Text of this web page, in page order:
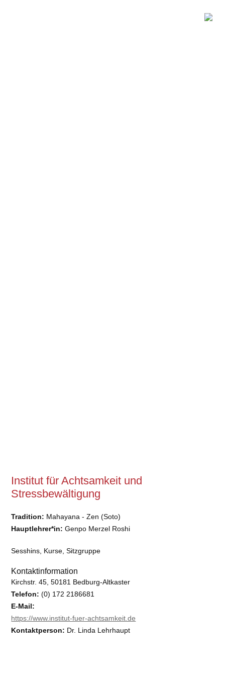
Institut für Achtsamkeit und
Stressbewältigung
Tradition: Mahayana - Zen (Soto)
Hauptlehrer*in: Genpo Merzel Roshi
Sesshins, Kurse, Sitzgruppe
Kontaktinformation
Kirchstr. 45, 50181 Bedburg-Altkaster
Telefon: (0) 172 2186681
E-Mail:
https://www.institut-fuer-achtsamkeit.de
Kontaktperson: Dr. Linda Lehrhaupt